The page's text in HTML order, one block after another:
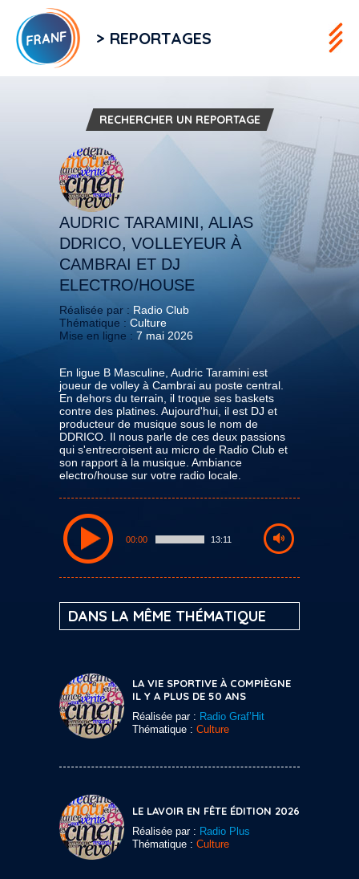
> REPORTAGES
RECHERCHER UN REPORTAGE
AUDRIC TARAMINI, ALIAS
DDRICO, VOLLEYEUR À
CAMBRAI ET DJ
ELECTRO/HOUSE
Réalisée par : Radio Club
Thématique : Culture
Mise en ligne : 7 mai 2026
En ligue B Masculine, Audric Taramini est
joueur de volley à Cambrai au poste central.
En dehors du terrain, il troque ses baskets
contre des platines. Aujourd'hui, il est DJ et
producteur de musique sous le nom de
DDRICO. Il nous parle de ces deux passions
qui s'entrecroisent au micro de Radio Club et
son rapport à la musique. Ambiance
electro/house sur votre radio locale.
00:00 13:11
DANS LA MÊME THÉMATIQUE
LA VIE SPORTIVE À COMPIÈGNE
IL Y A PLUS DE 50 ANS
Réalisée par : Radio Graf’Hit
Thématique : Culture
LE LAVOIR EN FÊTE ÉDITION 2026
Réalisée par : Radio Plus
Thématique : Culture